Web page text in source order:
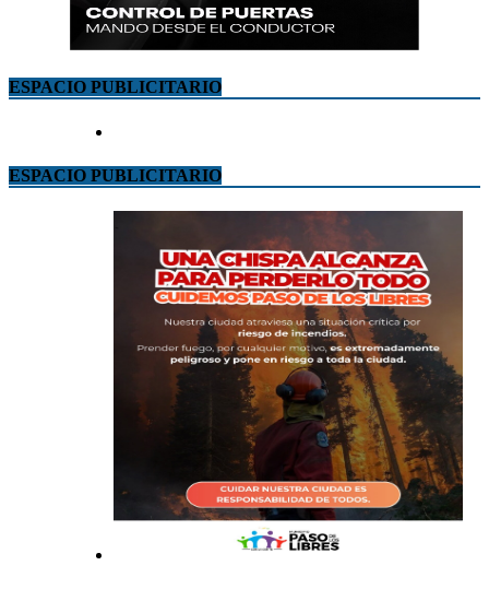
ESPACIO PUBLICITARIO
ESPACIO PUBLICITARIO